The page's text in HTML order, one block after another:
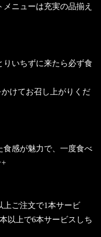
ニューは充実の品揃え
りいちずに来たら必ず食
けてお召し上がりくだ
食感が魅力で、一度食べ
上ご注文で1本サービ
以上で6本サービスしち